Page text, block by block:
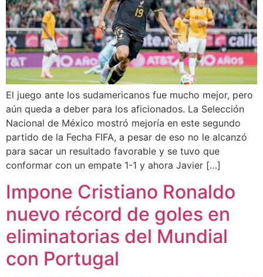
El juego ante los sudamericanos fue mucho mejor, pero
aún queda a deber para los aficionados. La Selección
Nacional de México mostró mejoría en este segundo
partido de la Fecha FIFA, a pesar de eso no le alcanzó
para sacar un resultado favorable y se tuvo que
conformar con un empate 1-1 y ahora Javier […]
Impone Cristiano Ronaldo
nuevo récord de goles en
eliminatorias del Mundial
con Portugal